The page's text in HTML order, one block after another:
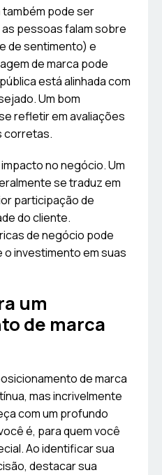
também pode ser
pessoas falam sobre
de sentimento) e
de marca pode
está alinhada com
Um bom
refletir em avaliações
corretas.
no negócio. Um
se traduz em
participação de
do cliente.
de negócio pode
investimento em suas
um
de marca
de marca
mas incrivelmente
com um profundo
é, para quem você
Ao identificar sua
destacar sua